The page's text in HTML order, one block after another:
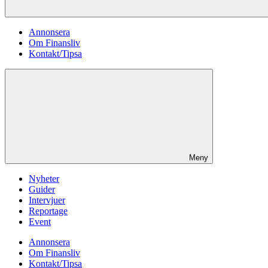
Annonsera
Om Finansliv
Kontakt/Tipsa
Meny
Nyheter
Guider
Intervjuer
Reportage
Event
Annonsera
Om Finansliv
Kontakt/Tipsa